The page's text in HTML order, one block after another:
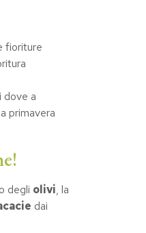
fioriture
dove a
primavera
degli olivi, la
dai